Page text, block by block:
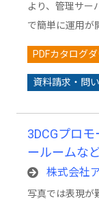
より、管理サー
で簡単に運用が
PDFカタログ
資料請求・問
3DCGプロ
ールームな
株式会社
写真では表現が